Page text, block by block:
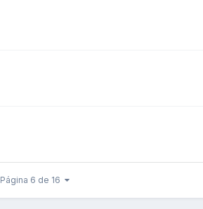
Página 6 de 16